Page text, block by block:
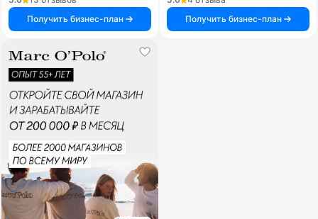
Получить бизнес-план
Получить бизнес-план